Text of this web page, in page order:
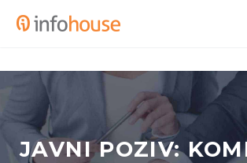
JAVNI POZIV: